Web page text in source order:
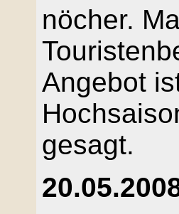
nöcher.
Angebot
gesagt.